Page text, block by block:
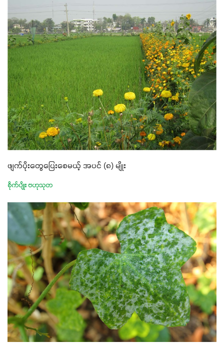
ဖျက်ပိုးတွေပြေးစေမယ့် အပင် (၈) မျိုး
စိုက်ပျိုး ဗဟုသုတ